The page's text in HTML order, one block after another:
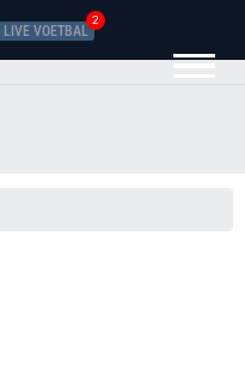
LIVE VOETBAL
2